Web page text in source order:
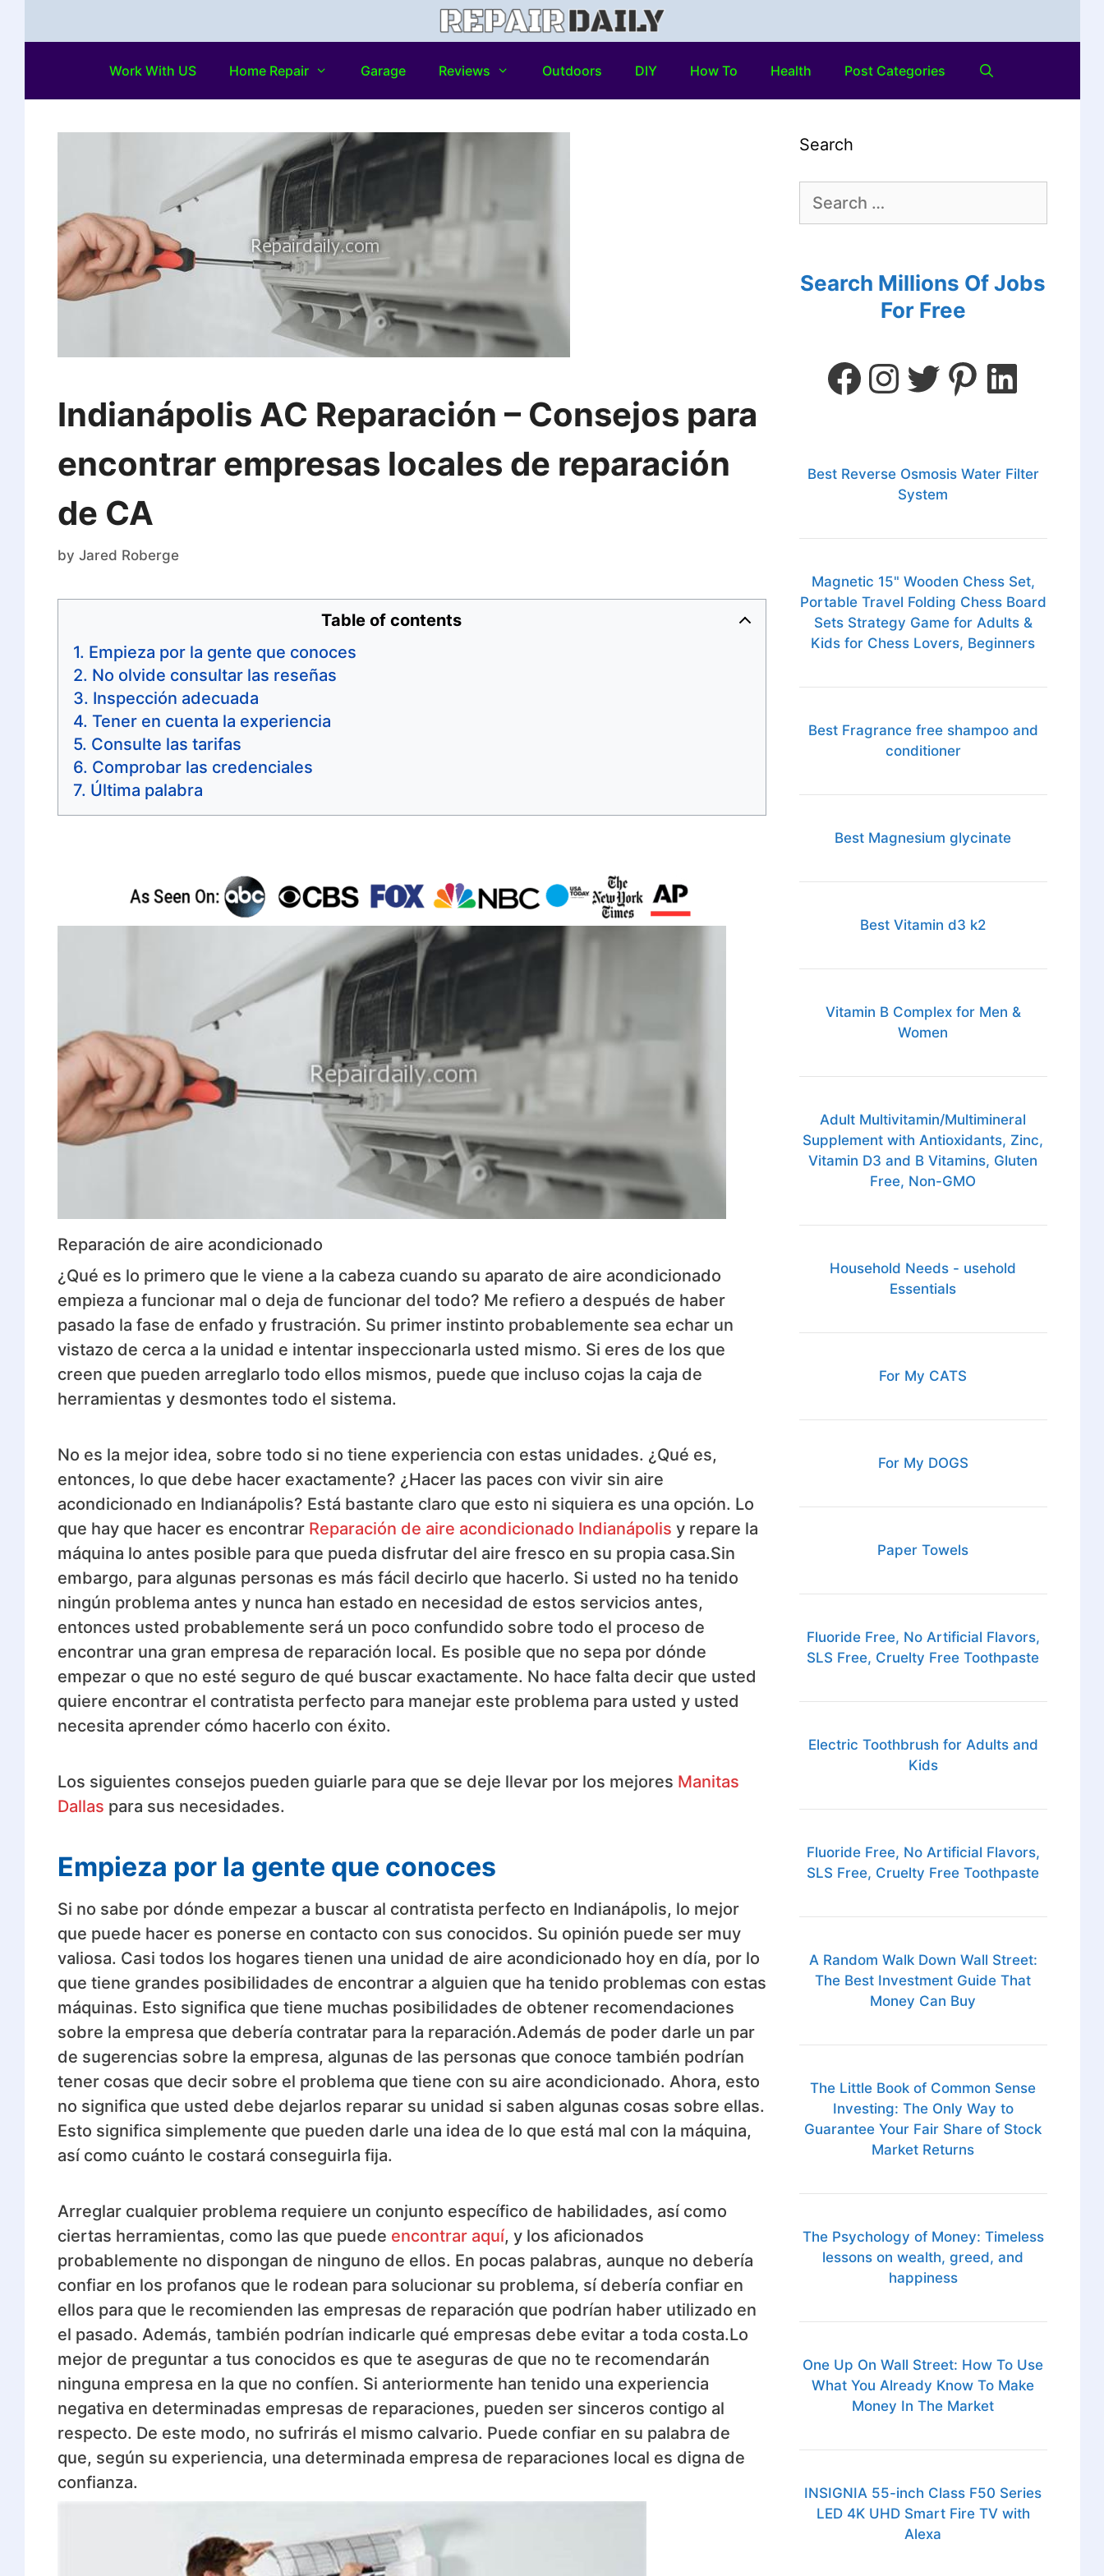
Work With US Home Repair Garage Reviews Outdoors DIY How To Health Post Categories
Indianápolis AC Reparación – Consejos para
encontrar empresas locales de reparación
de CA
by Jared Roberge
Table of contents
Empieza por la gente que conoces
No olvide consultar las reseñas
Inspección adecuada
Tener en cuenta la experiencia
Consulte las tarifas
Comprobar las credenciales
Última palabra
Reparación de aire acondicionado
¿Qué es lo primero que le viene a la cabeza cuando su aparato de aire acondicionado
empieza a funcionar mal o deja de funcionar del todo? Me refiero a después de haber
pasado la fase de enfado y frustración. Su primer instinto probablemente sea echar un
vistazo de cerca a la unidad e intentar inspeccionarla usted mismo. Si eres de los que
creen que pueden arreglarlo todo ellos mismos, puede que incluso cojas la caja de
herramientas y desmontes todo el sistema.
No es la mejor idea, sobre todo si no tiene experiencia con estas unidades. ¿Qué es,
entonces, lo que debe hacer exactamente? ¿Hacer las paces con vivir sin aire
acondicionado en Indianápolis? Está bastante claro que esto ni siquiera es una opción. Lo
que hay que hacer es encontrar Reparación de aire acondicionado Indianápolis y repare la
máquina lo antes posible para que pueda disfrutar del aire fresco en su propia casa.Sin
embargo, para algunas personas es más fácil decirlo que hacerlo. Si usted no ha tenido
ningún problema antes y nunca han estado en necesidad de estos servicios antes,
entonces usted probablemente será un poco confundido sobre todo el proceso de
encontrar una gran empresa de reparación local. Es posible que no sepa por dónde
empezar o que no esté seguro de qué buscar exactamente. No hace falta decir que usted
quiere encontrar el contratista perfecto para manejar este problema para usted y usted
necesita aprender cómo hacerlo con éxito.
Los siguientes consejos pueden guiarle para que se deje llevar por los mejores Manitas
Dallas para sus necesidades.
Empieza por la gente que conoces
Si no sabe por dónde empezar a buscar al contratista perfecto en Indianápolis, lo mejor
que puede hacer es ponerse en contacto con sus conocidos. Su opinión puede ser muy
valiosa. Casi todos los hogares tienen una unidad de aire acondicionado hoy en día, por lo
que tiene grandes posibilidades de encontrar a alguien que ha tenido problemas con estas
máquinas. Esto significa que tiene muchas posibilidades de obtener recomendaciones
sobre la empresa que debería contratar para la reparación.Además de poder darle un par
de sugerencias sobre la empresa, algunas de las personas que conoce también podrían
tener cosas que decir sobre el problema que tiene con su aire acondicionado. Ahora, esto
no significa que usted debe dejarlos reparar su unidad si saben algunas cosas sobre ellas.
Esto significa simplemente que pueden darle una idea de lo que está mal con la máquina,
así como cuánto le costará conseguirla fija.
Arreglar cualquier problema requiere un conjunto específico de habilidades, así como
ciertas herramientas, como las que puede encontrar aquí, y los aficionados
probablemente no dispongan de ninguno de ellos. En pocas palabras, aunque no debería
confiar en los profanos que le rodean para solucionar su problema, sí debería confiar en
ellos para que le recomienden las empresas de reparación que podrían haber utilizado en
el pasado. Además, también podrían indicarle qué empresas debe evitar a toda costa.Lo
mejor de preguntar a tus conocidos es que te aseguras de que no te recomendarán
ninguna empresa en la que no confíen. Si anteriormente han tenido una experiencia
negativa en determinadas empresas de reparaciones, pueden ser sinceros contigo al
respecto. De este modo, no sufrirás el mismo calvario. Puede confiar en su palabra de
que, según su experiencia, una determinada empresa de reparaciones local es digna de
confianza.
Search
Search Millions Of Jobs
For Free
Best Reverse Osmosis Water Filter
System
Magnetic 15" Wooden Chess Set,
Portable Travel Folding Chess Board
Sets Strategy Game for Adults &
Kids for Chess Lovers, Beginners
Best Fragrance free shampoo and
conditioner
Best Magnesium glycinate
Best Vitamin d3 k2
Vitamin B Complex for Men &
Women
Adult Multivitamin/Multimineral
Supplement with Antioxidants, Zinc,
Vitamin D3 and B Vitamins, Gluten
Free, Non-GMO
Household Needs - usehold
Essentials
For My CATS
For My DOGS
Paper Towels
Fluoride Free, No Artificial Flavors,
SLS Free, Cruelty Free Toothpaste
Electric Toothbrush for Adults and
Kids
Fluoride Free, No Artificial Flavors,
SLS Free, Cruelty Free Toothpaste
A Random Walk Down Wall Street:
The Best Investment Guide That
Money Can Buy
The Little Book of Common Sense
Investing: The Only Way to
Guarantee Your Fair Share of Stock
Market Returns
The Psychology of Money: Timeless
lessons on wealth, greed, and
happiness
One Up On Wall Street: How To Use
What You Already Know To Make
Money In The Market
INSIGNIA 55-inch Class F50 Series
LED 4K UHD Smart Fire TV with
Alexa